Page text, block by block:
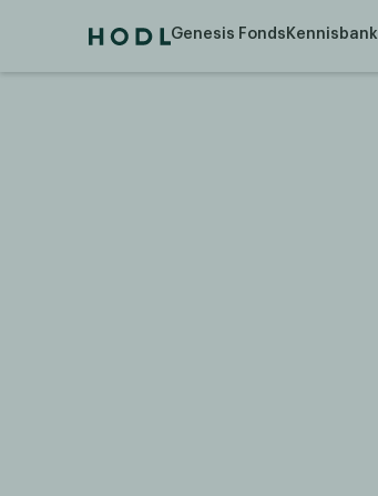
Genesis Fonds Kennisbank